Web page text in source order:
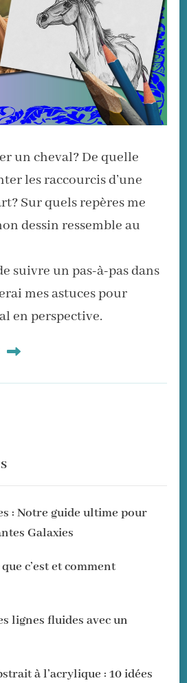
un cheval? De quelle
les raccourcis d’une
Sur quels repères me
dessin ressemble au
suivre un pas-à-pas dans
mes astuces pour
en perspective.
: Notre guide ultime pour
Galaxies
que c’est et comment
lignes fluides avec un
à l’acrylique : 10 idées